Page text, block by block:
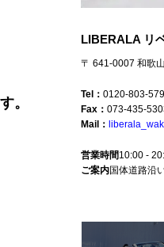
。
LIBERALA リ
〒 641-0007 和歌
Tel： 0120-803-579
Fax： 073-435-
Mail：
営業時間10:00 -
ご案内国体道路沿